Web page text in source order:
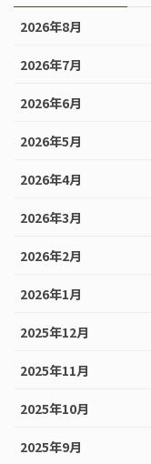
2026年8月
2026年7月
2026年6月
2026年5月
2026年4月
2026年3月
2026年2月
2026年1月
2025年12月
2025年11月
2025年10月
2025年9月